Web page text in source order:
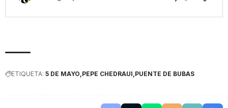
ETIQUETA: 5 DE MAYO PEPE CHEDRAUI PUENTE DE BUBAS